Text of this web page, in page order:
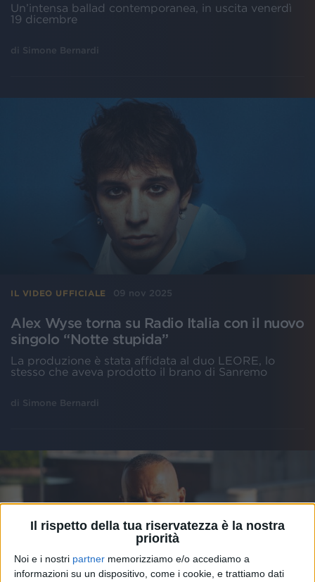
Il rispetto della tua riservatezza è la nostra
priorità
Noi e i nostri partner memorizziamo e/o accediamo a
informazioni su un dispositivo, come i cookie, e trattiamo dati
Un’intensa ballad contemporanea, in uscita venerdì
19 dicembre
di Simone Bernardi
IL VIDEO UFFICIALE 09 nov 2025
Alex Wyse torna su Radio Italia con il nuovo
singolo “Notte stupida”
La produzione è stata affidata al duo LEORE, lo
stesso che aveva prodotto il brano di Sanremo
di Simone Bernardi